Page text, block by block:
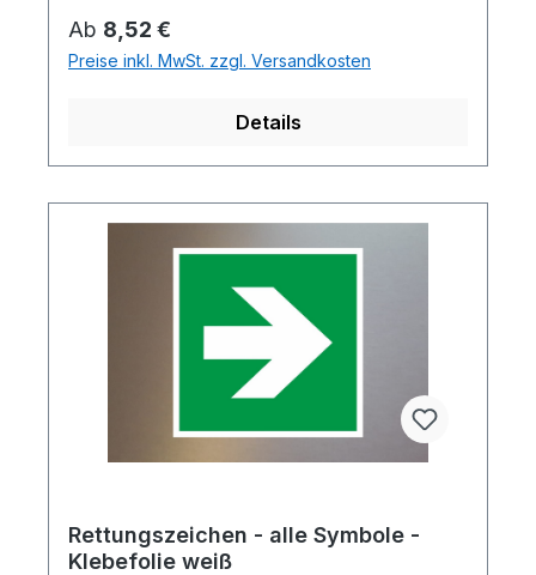
Regulärer Preis:
Ab 8,52 €
Preise inkl. MwSt. zzgl. Versandkosten
Details
Rettungszeichen - alle Symbole -
Klebefolie weiß